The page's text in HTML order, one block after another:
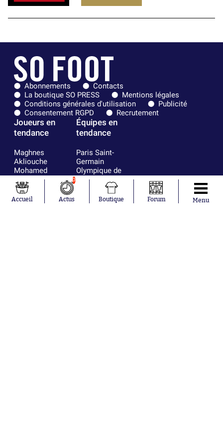
Abonnements
Contacts
La boutique SO PRESS
Mentions légales
Conditions générales d'utilisation
Publicité
Consentement RGPD
Recrutement
Joueurs en
tendance
Maghnes
Akliouche
Mohamed
Salah
Lionel Messi
Ferrán Torres
Kilian Corredor
Équipes en
tendance
Paris Saint-
Germain
Olympique de
Marseille
Real Madrid
Olympique
Accueil
0
Actus Boutique Forum Menu